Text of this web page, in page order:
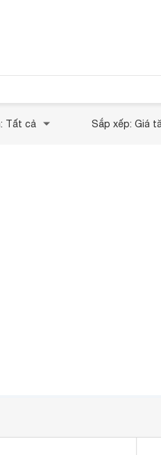
Tất cả Sắp xếp: Giá